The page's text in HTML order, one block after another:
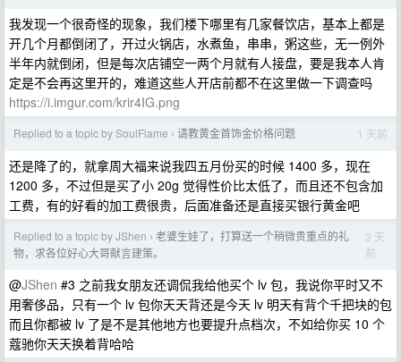
我发现一个很奇怪的现象，我们楼下哪里有几家餐饮店，基本上都是
开几个月都倒闭了，开过火锅店，水煮鱼，串串，粥这些，无一例外
半年内就倒闭，但是每次店铺空一两个月就有人接盘，要是我本人肯
定是不会再这里开的，难道这些人开店前都不在这里做一下调查吗
https://i.imgur.com/krir4IG.png
Replied to a topic by SoulFlame › 请教黄金首饰金价格问题 1 天前
还是降了的，就拿周大福来说我四五月份买的时候 1400 多，现在
1200 多，不过但是买了小 20g 觉得性价比太低了，而且还不包含加
工费，有的好看的加工费很贵，后面准备还是直接买银行黄金吧
Replied to a topic by JShen › 老婆生娃了，打算送一个稍微贵重点的礼
物，求各位好心大哥献言建策。
3 天
前
@JShen #3 之前我女朋友还调侃我给他买个 lv 包，我说你平时又不
用奢侈品，只有一个 lv 包你天天背还是今天 lv 明天有背个千把块的包
而且你都被 lv 了是不是其他地方也要提升点档次，不如给你买 10 个
蔻驰你天天换着背哈哈